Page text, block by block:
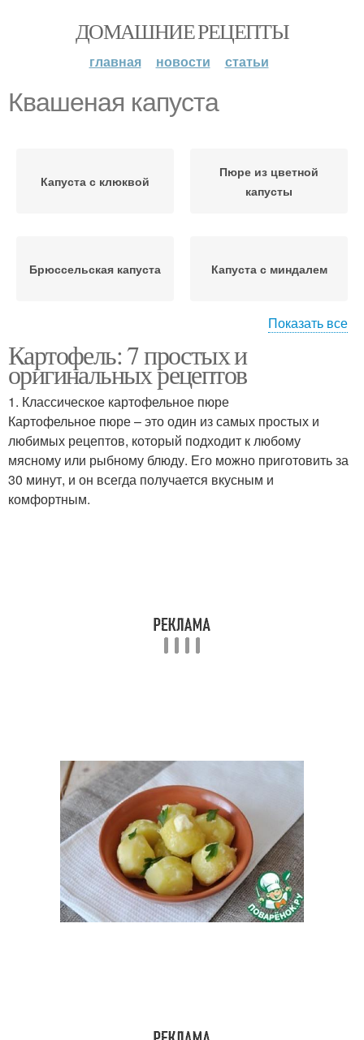
ДОМАШНИЕ РЕЦЕПТЫ
главная новости статьи
Квашеная капуста
Капуста с клюквой
Пюре из цветной
капусты
Брюссельская капуста Капуста с миндалем
Жареная капуста Капуста на сковороде
Цветная капуста Капуста под сыром
Капусты с курицей
Голени с капустой Капуста в банке
Показать все
Картофель: 7 простых и
оригинальных рецептов
1. Классическое картофельное пюре
Картофельное пюре – это один из самых простых и
любимых рецептов, который подходит к любому
мясному или рыбному блюду. Его можно приготовить за
30 минут, и он всегда получается вкусным и
комфортным.